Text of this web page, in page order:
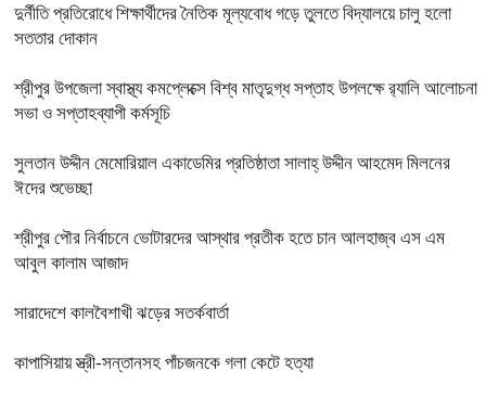
দুর্নীতি প্রতিরোধে শিক্ষার্থীদের নৈতিক মূল্যবোধ গড়ে তুলতে বিদ্যালয়ে চালু হলো
সততার দোকান
শ্রীপুর উপজেলা স্বাস্থ্য কমপ্লেক্সে বিশ্ব মাতৃদুগ্ধ সপ্তাহ উপলক্ষে র‍্যালি আলোচনা
সভা ও সপ্তাহব্যাপী কর্মসূচি
সুলতান উদ্দীন মেমোরিয়াল একাডেমির প্রতিষ্ঠাতা সালাহ্ উদ্দীন আহমেদ মিলনের
ঈদের শুভেচ্ছা
শ্রীপুর পৌর নির্বাচনে ভোটারদের আস্থার প্রতীক হতে চান আলহাজ্ব এস এম
আবুল কালাম আজাদ
সারাদেশে কালবৈশাখী ঝড়ের সতর্কবার্তা
কাপাসিয়ায় স্ত্রী-সন্তানসহ পাঁচজনকে গলা কেটে হত্যা